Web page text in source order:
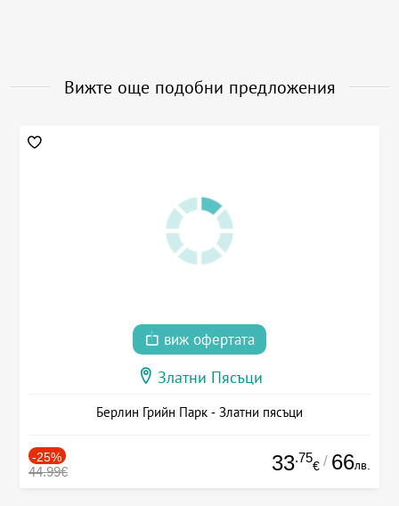
Вижте още подобни предложения
виж офертата
Златни Пясъци
Берлин Грийн Парк - Златни пясъци
-25%
44.99€ 33.75
€ / 66лв.